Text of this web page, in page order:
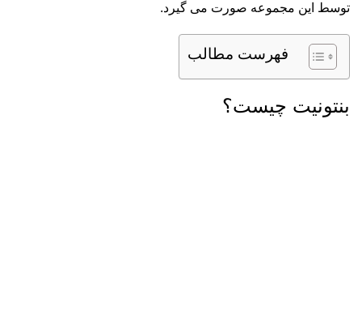
توسط این مجموعه صورت می گیرد.
فهرست مطالب
بنتونیت چیست؟